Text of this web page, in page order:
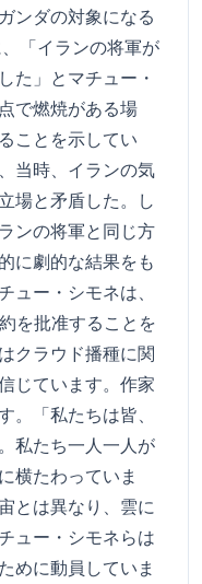
ンダの対象になる
「イランの将軍が
た」とマチュー・
で燃焼がある場
ことを示してい
当時、イランの気
場と矛盾した。し
ンの将軍と同じ方
に劇的な結果をも
ュー・シモネは、
を批准することを
クラウド播種に関
じています。作家
。「私たちは皆、
私たち一人一人が
横たわっていま
とは異なり、雲に
ュー・シモネらは
めに動員していま